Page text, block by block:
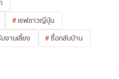
เชฟชาวญี่ปุ่น
งานเลี้ยง ซื้อกลับบ้าน